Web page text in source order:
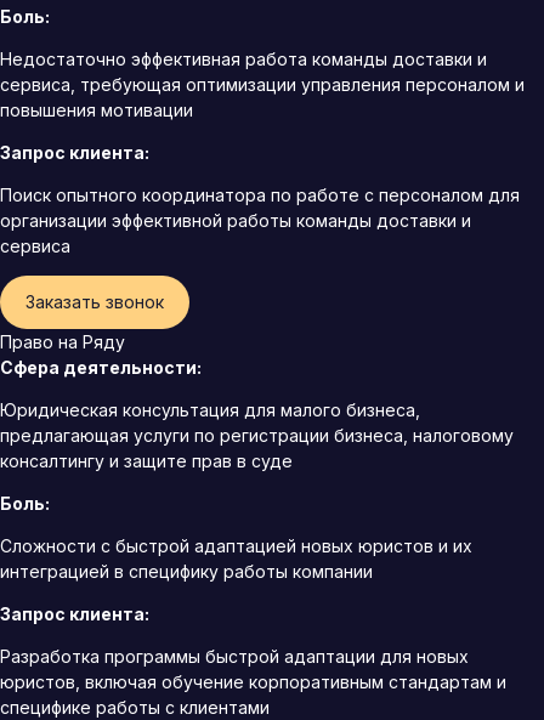
Боль:
Недостаточно эффективная работа команды доставки и
сервиса, требующая оптимизации управления персоналом и
повышения мотивации
Запрос клиента:
Поиск опытного координатора по работе с персоналом для
организации эффективной работы команды доставки и
сервиса
Заказать звонок
Право на Ряду
Сфера деятельности:
Юридическая консультация для малого бизнеса,
предлагающая услуги по регистрации бизнеса, налоговому
консалтингу и защите прав в суде
Боль:
Сложности с быстрой адаптацией новых юристов и их
интеграцией в специфику работы компании
Запрос клиента:
Разработка программы быстрой адаптации для новых
юристов, включая обучение корпоративным стандартам и
специфике работы с клиентами